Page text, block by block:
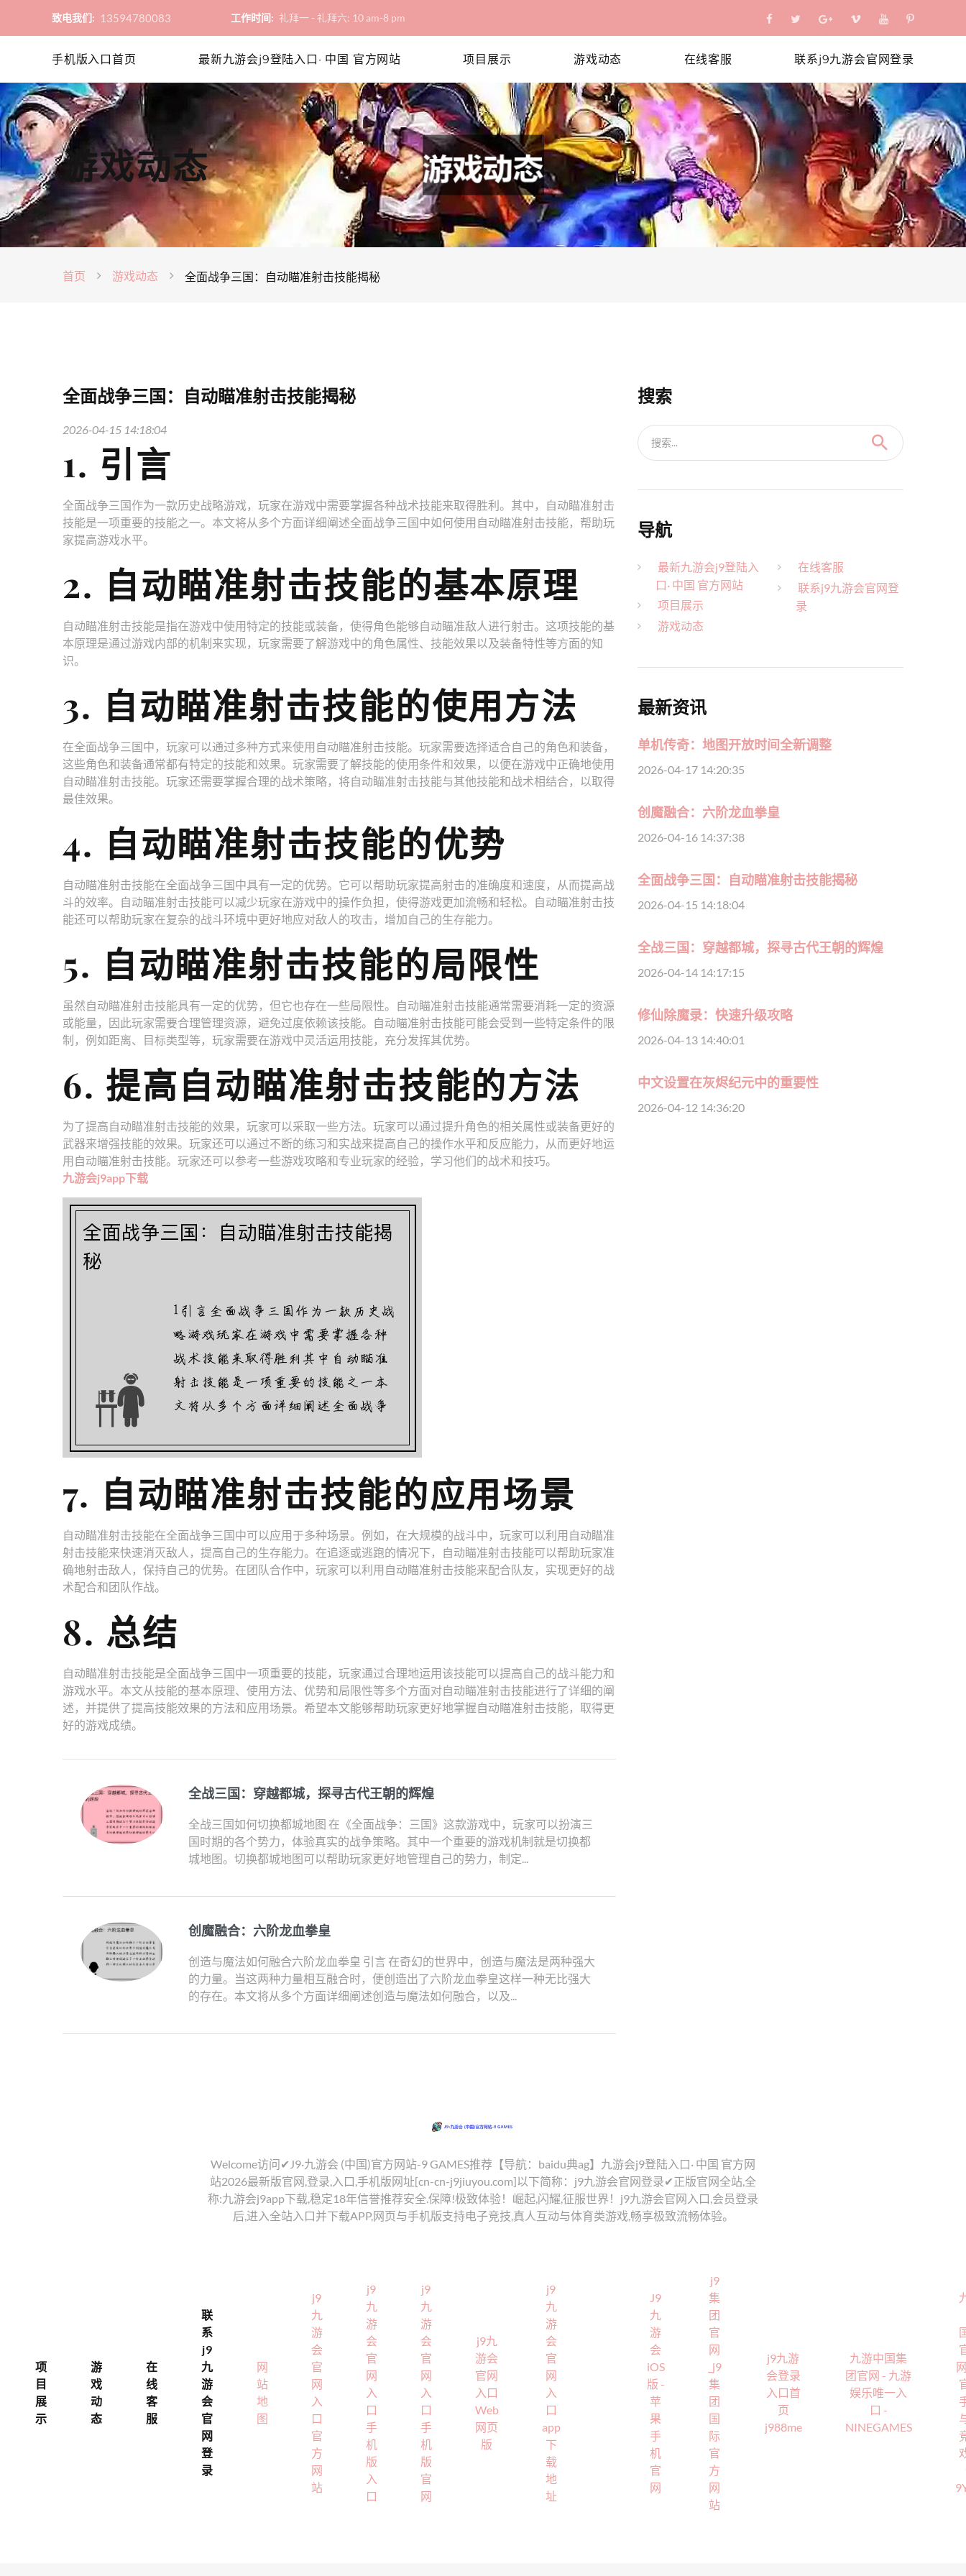
致电我们: 13594780083 工作时间: 礼拜一 - 礼拜六: 10 am-8 pm
手机版入口首页 最新九游会j9登陆入口· 中国 官方网站 项目展示 游戏动态 在线客服 联系j9九游会官网登录
游戏动态
首页 游戏动态 全面战争三国：自动瞄准射击技能揭秘
全面战争三国：自动瞄准射击技能揭秘
2026-04-15 14:18:04
1. 引言
全面战争三国作为一款历史战略游戏，玩家在游戏中需要掌握各种战术技能来取得胜利。其中，自动瞄准射击
技能是一项重要的技能之一。本文将从多个方面详细阐述全面战争三国中如何使用自动瞄准射击技能，帮助玩
家提高游戏水平。
2. 自动瞄准射击技能的基本原理
自动瞄准射击技能是指在游戏中使用特定的技能或装备，使得角色能够自动瞄准敌人进行射击。这项技能的基
本原理是通过游戏内部的机制来实现，玩家需要了解游戏中的角色属性、技能效果以及装备特性等方面的知
识。
3. 自动瞄准射击技能的使用方法
在全面战争三国中，玩家可以通过多种方式来使用自动瞄准射击技能。玩家需要选择适合自己的角色和装备，
这些角色和装备通常都有特定的技能和效果。玩家需要了解技能的使用条件和效果，以便在游戏中正确地使用
自动瞄准射击技能。玩家还需要掌握合理的战术策略，将自动瞄准射击技能与其他技能和战术相结合，以取得
最佳效果。
4. 自动瞄准射击技能的优势
自动瞄准射击技能在全面战争三国中具有一定的优势。它可以帮助玩家提高射击的准确度和速度，从而提高战
斗的效率。自动瞄准射击技能可以减少玩家在游戏中的操作负担，使得游戏更加流畅和轻松。自动瞄准射击技
能还可以帮助玩家在复杂的战斗环境中更好地应对敌人的攻击，增加自己的生存能力。
5. 自动瞄准射击技能的局限性
虽然自动瞄准射击技能具有一定的优势，但它也存在一些局限性。自动瞄准射击技能通常需要消耗一定的资源
或能量，因此玩家需要合理管理资源，避免过度依赖该技能。自动瞄准射击技能可能会受到一些特定条件的限
制，例如距离、目标类型等，玩家需要在游戏中灵活运用技能，充分发挥其优势。
6. 提高自动瞄准射击技能的方法
为了提高自动瞄准射击技能的效果，玩家可以采取一些方法。玩家可以通过提升角色的相关属性或装备更好的
武器来增强技能的效果。玩家还可以通过不断的练习和实战来提高自己的操作水平和反应能力，从而更好地运
用自动瞄准射击技能。玩家还可以参考一些游戏攻略和专业玩家的经验，学习他们的战术和技巧。
九游会j9app下载
7. 自动瞄准射击技能的应用场景
自动瞄准射击技能在全面战争三国中可以应用于多种场景。例如，在大规模的战斗中，玩家可以利用自动瞄准
射击技能来快速消灭敌人，提高自己的生存能力。在追逐或逃跑的情况下，自动瞄准射击技能可以帮助玩家准
确地射击敌人，保持自己的优势。在团队合作中，玩家可以利用自动瞄准射击技能来配合队友，实现更好的战
术配合和团队作战。
8. 总结
自动瞄准射击技能是全面战争三国中一项重要的技能，玩家通过合理地运用该技能可以提高自己的战斗能力和
游戏水平。本文从技能的基本原理、使用方法、优势和局限性等多个方面对自动瞄准射击技能进行了详细的阐
述，并提供了提高技能效果的方法和应用场景。希望本文能够帮助玩家更好地掌握自动瞄准射击技能，取得更
好的游戏成绩。
全战三国：穿越都城，探寻古代王朝的辉煌
全战三国如何切换都城地图 在《全面战争：三国》这款游戏中，玩家可以扮演三
国时期的各个势力，体验真实的战争策略。其中一个重要的游戏机制就是切换都
城地图。切换都城地图可以帮助玩家更好地管理自己的势力，制定...
创魔融合：六阶龙血拳皇
创造与魔法如何融合六阶龙血拳皇 引言 在奇幻的世界中，创造与魔法是两种强大
的力量。当这两种力量相互融合时，便创造出了六阶龙血拳皇这样一种无比强大
的存在。本文将从多个方面详细阐述创造与魔法如何融合，以及...
搜索
搜索...
导航
最新九游会j9登陆入
口· 中国 官方网站
项目展示
游戏动态
在线客服
联系j9九游会官网登
录
最新资讯
单机传奇：地图开放时间全新调整
2026-04-17 14:20:35
创魔融合：六阶龙血拳皇
2026-04-16 14:37:38
全面战争三国：自动瞄准射击技能揭秘
2026-04-15 14:18:04
全战三国：穿越都城，探寻古代王朝的辉煌
2026-04-14 14:17:15
修仙除魔录：快速升级攻略
2026-04-13 14:40:01
中文设置在灰烬纪元中的重要性
2026-04-12 14:36:20
Welcome访问✔J9·九游会 (中国)官方网站-9 GAMES推荐【导航：baidu典ag】九游会j9登陆入口· 中国 官方网
站2026最新版官网,登录,入口,手机版网址[cn-cn-j9jiuyou.com]以下简称：j9九游会官网登录✔正版官网全站,全
称:九游会j9app下载,稳定18年信誉推荐安全.保障!极致体验！崛起,闪耀,征服世界！j9九游会官网入口,会员登录
后,进入全站入口并下载APP,网页与手机版支持电子竞技,真人互动与体育类游戏,畅享极致流畅体验。
项
目
展
示
游
戏
动
态
在
线
客
服
联
系
j9
九
游
会
官
网
登
录
网
站
地
图
j9
九
游
会
官
网
入
口
官
方
网
站
j9
九
游
会
官
网
入
口
手
机
版
入
口
j9
九
游
会
官
网
入
口
手
机
版
官
网
j9九
游会
官网
入口
Web
网页
版
j9
九
游
会
官
网
入
口
app
下
载
地
址
J9
九
游
会
iOS
版 -
苹
果
手
机
官
网
j9
集
团
官
网
_j9
集
团
国
际
官
方
网
站
j9九游
会登录
入口首
页
j988me
九游中国集
团官网 - 九游
娱乐唯一入
口 -
NINEGAMES